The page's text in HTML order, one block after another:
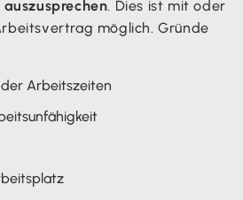
. Dies ist mit oder
möglich. Gründe
Arbeitszeiten